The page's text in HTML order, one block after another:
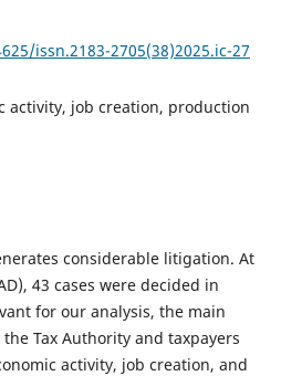
issn.2183-2705(38)2025.ic-27
activity, job creation, production
considerable litigation. At
43 cases were decided in
for our analysis, the main
Tax Authority and taxpayers
activity, job creation, and